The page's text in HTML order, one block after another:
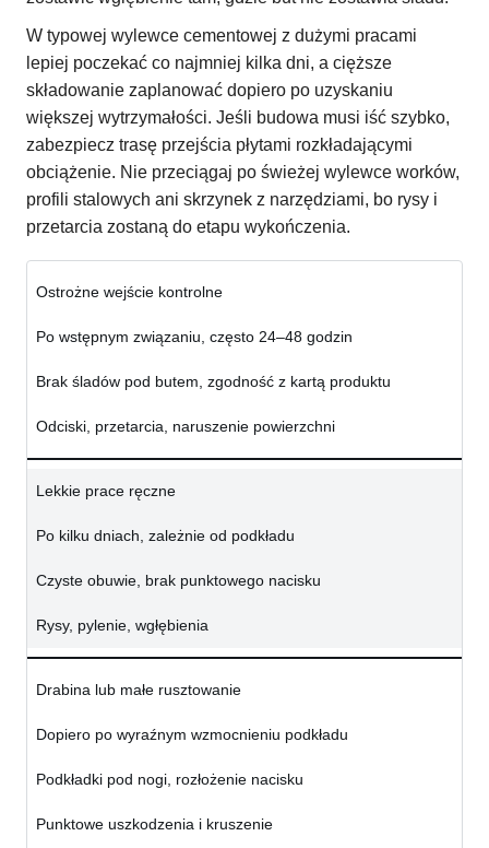
W typowej wylewce cementowej z dużymi pracami
lepiej poczekać co najmniej kilka dni, a cięższe
składowanie zaplanować dopiero po uzyskaniu
większej wytrzymałości. Jeśli budowa musi iść szybko,
zabezpiecz trasę przejścia płytami rozkładającymi
obciążenie. Nie przeciągaj po świeżej wylewce worków,
profili stalowych ani skrzynek z narzędziami, bo rysy i
przetarcia zostaną do etapu wykończenia.
Ostrożne wejście kontrolne
Po wstępnym związaniu, często 24–48 godzin
Brak śladów pod butem, zgodność z kartą produktu
Odciski, przetarcia, naruszenie powierzchni
Lekkie prace ręczne
Po kilku dniach, zależnie od podkładu
Czyste obuwie, brak punktowego nacisku
Rysy, pylenie, wgłębienia
Drabina lub małe rusztowanie
Dopiero po wyraźnym wzmocnieniu podkładu
Podkładki pod nogi, rozłożenie nacisku
Punktowe uszkodzenia i kruszenie